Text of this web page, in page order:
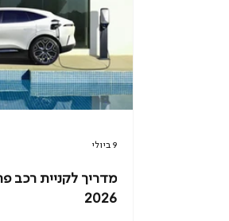
מדריך לקניית רכב
2026
9 ביולי